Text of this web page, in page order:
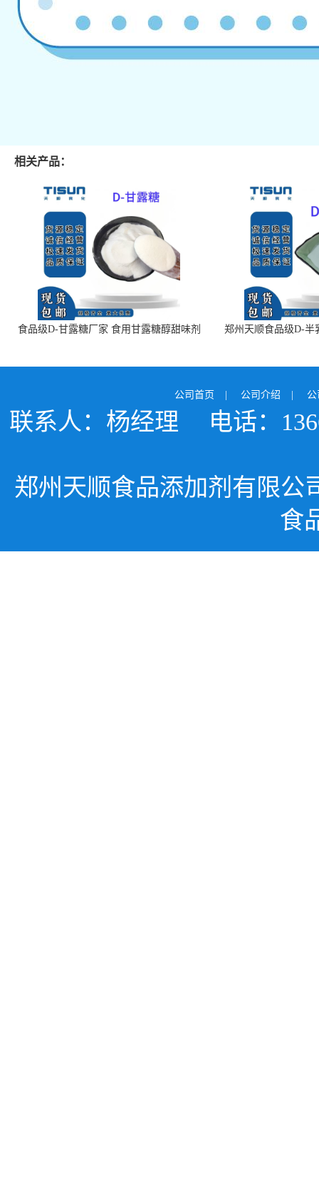
相关产品：
食品级D-甘露糖厂家 食用甘露糖醇甜味剂
郑州天顺食品级D-半
公司首页 | 公司介绍 |
联系人：杨经理 电话：
郑州天顺食品添加剂有限公
食